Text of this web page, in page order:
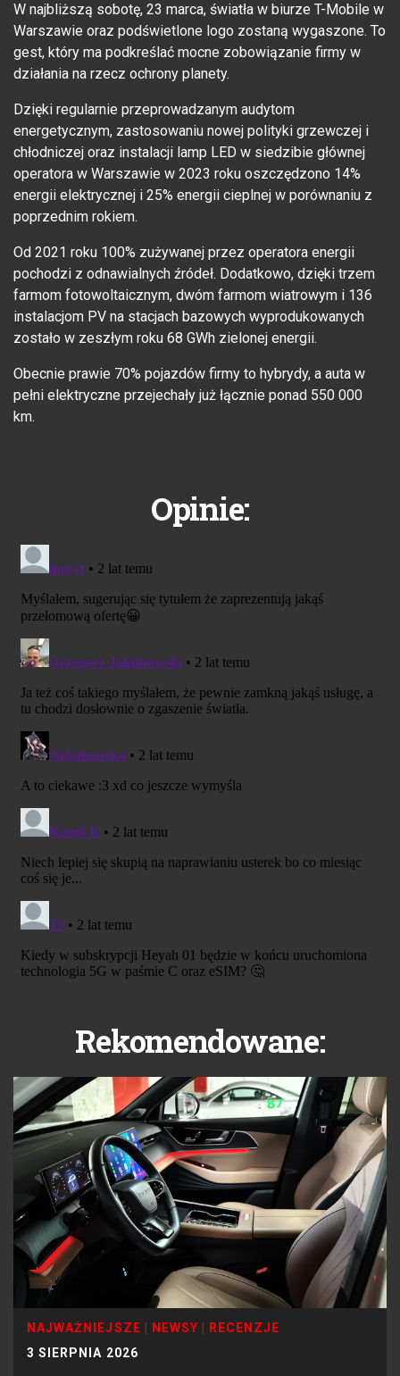
W najbliższą sobotę, 23 marca, światła w biurze T-Mobile w
Warszawie oraz podświetlone logo zostaną wygaszone. To
gest, który ma podkreślać mocne zobowiązanie firmy w
działania na rzecz ochrony planety.
Dzięki regularnie przeprowadzanym audytom
energetycznym, zastosowaniu nowej polityki grzewczej i
chłodniczej oraz instalacji lamp LED w siedzibie głównej
operatora w Warszawie w 2023 roku oszczędzono 14%
energii elektrycznej i 25% energii cieplnej w porównaniu z
poprzednim rokiem.
Od 2021 roku 100% zużywanej przez operatora energii
pochodzi z odnawialnych źródeł. Dodatkowo, dzięki trzem
farmom fotowoltaicznym, dwóm farmom wiatrowym i 136
instalacjom PV na stacjach bazowych wyprodukowanych
zostało w zeszłym roku 68 GWh zielonej energii.
Obecnie prawie 70% pojazdów firmy to hybrydy, a auta w
pełni elektryczne przejechały już łącznie ponad 550 000
km.
Opinie:
Rekomendowane:
NAJWAŻNIEJSZE NEWSY
RECENZJE
3 SIERPNIA 2026